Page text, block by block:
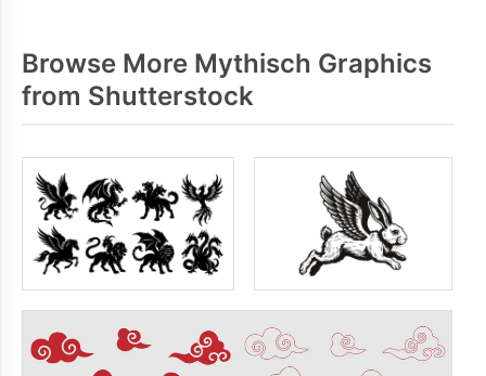
Browse More Mythisch Graphics
from Shutterstock